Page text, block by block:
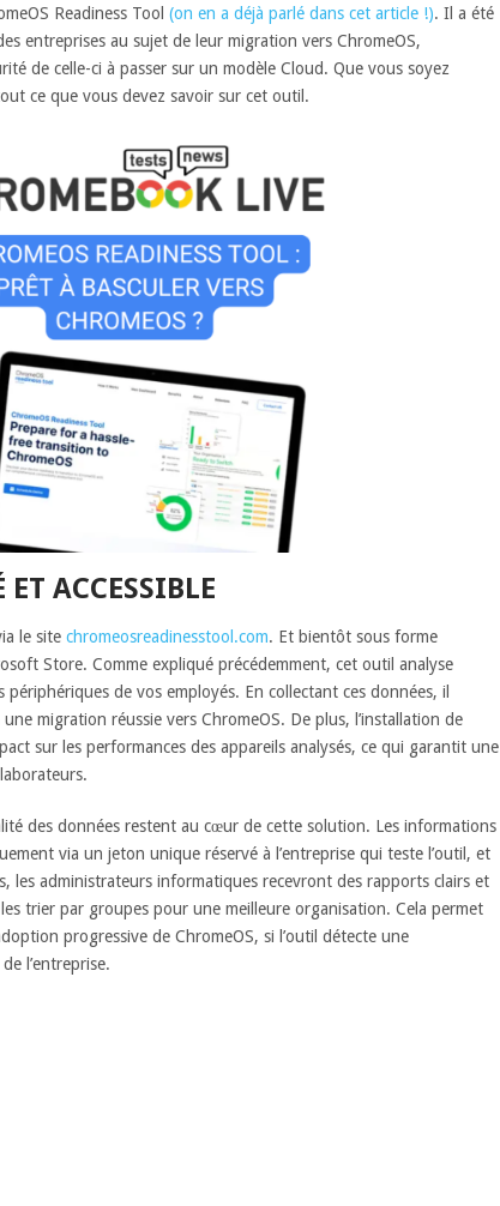
Readiness Tool (on en a déjà parlé dans cet article !). Il a été
entreprises au sujet de leur migration vers ChromeOS,
de celle-ci à passer sur un modèle Cloud. Que vous soyez
ce que vous devez savoir sur cet outil.
ACCESSIBLE
le site chromeosreadinesstool.com. Et bientôt sous forme
Store. Comme expliqué précédemment, cet outil analyse
périphériques de vos employés. En collectant ces données, il
migration réussie vers ChromeOS. De plus, l’installation de
sur les performances des appareils analysés, ce qui garantit une
des données restent au cœur de cette solution. Les informations
via un jeton unique réservé à l’entreprise qui teste l’outil, et
les administrateurs informatiques recevront des rapports clairs et
trier par groupes pour une meilleure organisation. Cela permet
progressive de ChromeOS, si l’outil détecte une
l’entreprise.